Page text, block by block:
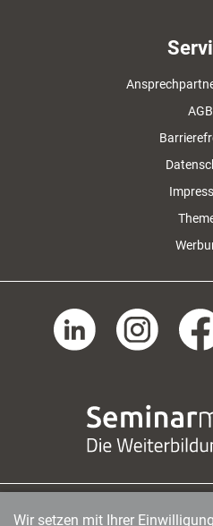
AGB
managerSeminare Verlags
Wir setzen mit Ihrer